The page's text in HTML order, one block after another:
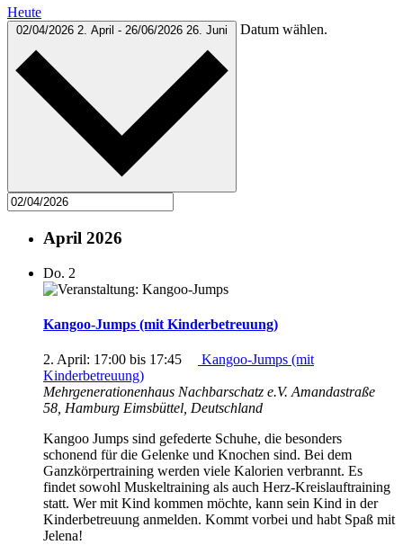
Heute
02/04/2026 2. April - 26/06/2026 26. Juni Datum wählen.
April 2026
Do. 2
Kangoo-Jumps (mit Kinderbetreuung)
2. April: 17:00 bis 17:45
Kangoo-Jumps (mit
Kinderbetreuung)
Mehrgenerationenhaus Nachbarschatz e.V. Amandastraße
58, Hamburg Eimsbüttel, Deutschland
Kangoo Jumps sind gefederte Schuhe, die besonders
schonend für die Gelenke und Knochen sind. Bei dem
Ganzkörpertraining werden viele Kalorien verbrannt. Es
findet sowohl Muskeltraining als auch Herz-Kreislauftraining
statt. Wer mit Kind kommen möchte, kann sein Kind in der
Kinderbetreuung anmelden. Kommt vorbei und habt Spaß mit
Jelena!